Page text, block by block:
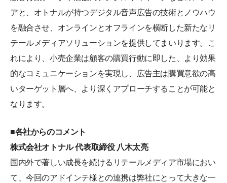
アと、オトナルが持つデジタル音声広告の技術とノウハウ
を融合させ、オンラインとオフラインを横断した新たなリ
テールメディアソリューションを提供してまいります。こ
れにより、小売企業は顧客の購買行動に即した、より効果
的なコミュニケーションを実現し、広告主は購買意欲の高
いターゲット層へ、より深くアプローチすることが可能と
なります。
■各社からのコメント
株式会社オトナル 代表取締役 八木太亮
国内外で著しい成長を続けるリテールメディア市場におい
て、今回のアドインテ様との連携は弊社にとって大きな一